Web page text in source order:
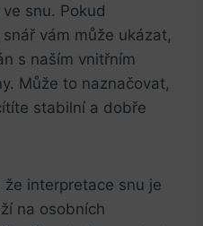
snu. Pokud
vám může ukázat,
s naším vnitřním
Může to naznačovat,
stabilní a dobře
interpretace snu je
na osobních